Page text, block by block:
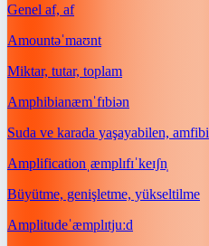
Genel af, af
Amountəˈmaʊnt
Miktar, tutar, toplam
Amphibianæmˈfɪbiən
Suda ve karada yaşayabilen, amfibi
Amplification ˌæmplɪfɪˈkeɪʃn̩
Büyütme, genişletme, yükseltilme
Amplitudeˈæmplɪtjuːd